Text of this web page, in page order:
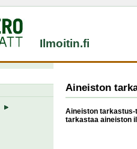
Ilmoitin.fi
Aineiston
Aineiston
tarkastaa aineiston